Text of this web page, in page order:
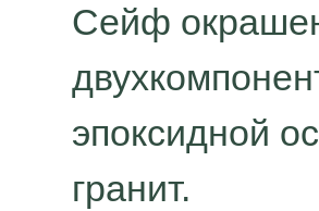
Сейф
эпоксидной
гранит.